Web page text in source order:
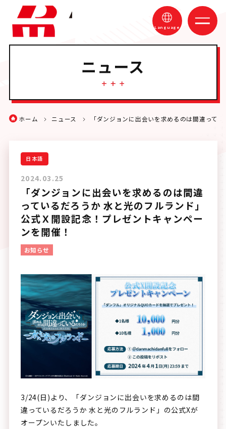
ホーム
ゲーム
Official X
Language
ニュース
ホーム ニュース 「ダンジョンに出会いを求めるのは間違って
日本語
2024.03.25
「ダンジョンに出会いを求めるのは間違
っているだろうか 水と光のフルランド」
公式Ｘ開設記念！プレゼントキャンペー
ンを開催！
お知らせ
3/24(日)より、「ダンジョンに出会いを求めるのは間
違っているだろうか 水と光のフルランド」の公式Xが
オープンいたしました。